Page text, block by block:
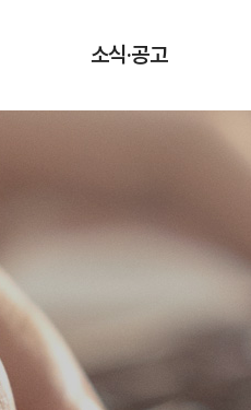
소식·공고
유관공고
채용정보
기관동정